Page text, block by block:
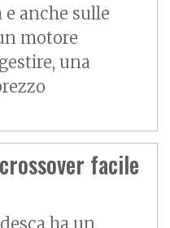
anche sulle
motore
una
facile
ha un